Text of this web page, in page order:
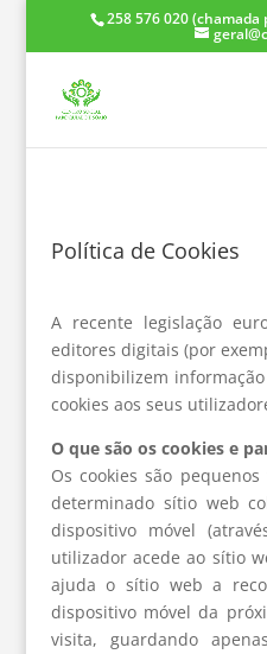
258 576 020
Política de Cookies
A recente legislação
editores digitais (por
disponibilizem
cookies aos seus
O que são os cookies e
Os cookies são
determinado sítio web
dispositivo móvel
utilizador acede ao sítio
ajuda o sítio web a
dispositivo móvel da
visita, guardando